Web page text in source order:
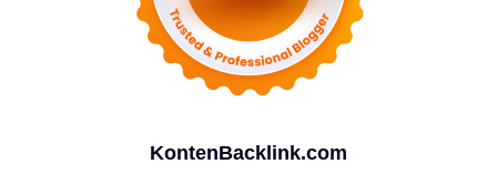
KontenBacklink.com